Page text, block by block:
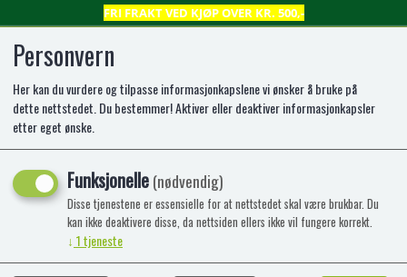
FRI FRAKT VED KJØP OVER KR. 500,-
0
Helmer og vennene BADEBOK
Av Anne Sofie Sternberg, Verónica Casas
Del av serien Badevenner og Lille ugle-
læresirkelen
-47%
Personvern
Her kan du vurdere og tilpasse informasjonkapslene vi ønsker å bruke på
dette nettstedet. Du bestemmer! Aktiver eller deaktiver informasjonkapsler
etter eget ønske.
Funksjonelle(nødvendig)
Disse tjenestene er essensielle for at nettstedet skal være brukbar. Du
kan ikke deaktivere disse, da nettsiden ellers ikke vil fungere korrekt.
↓ 1tjeneste